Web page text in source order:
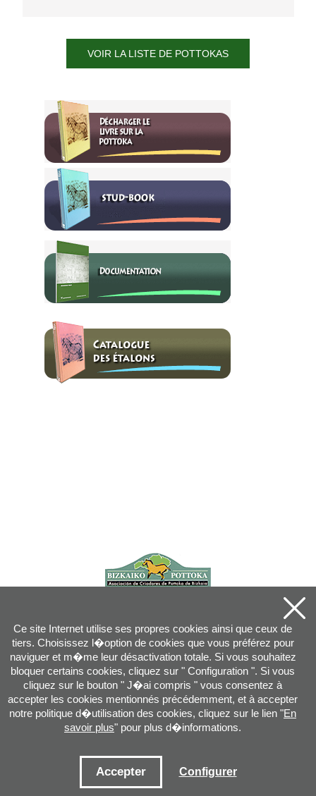
VOIR LA LISTE DE POTTOKAS
info@pottoka.info
Conditions d'Utilisation-Politique de Privacité-Politique des Cookies
Ce site Internet utilise ses propres cookies ainsi que ceux de
tiers. Choisissez l�option de cookies que vous préférez pour
naviguer et m�me leur désactivation totale. Si vous souhaitez
bloquer certains cookies, cliquez sur " Configuration ". Si vous
cliquez sur le bouton " J�ai compris " vous consentez à
accepter les cookies mentionnés précédemment, et à accepter
notre politique d�utilisation des cookies, cliquez sur le lien "En
savoir plus" pour plus d�informations.
Accepter Configurer